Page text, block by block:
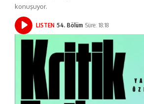
konuşuyor.
LISTEN 54. Bölüm Süre: 18:18